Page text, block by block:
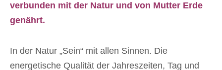
verbunden mit der Natur und von Mutter Erde
genährt.
In der Natur „Sein“ mit allen Sinnen. Die
energetische Qualität der Jahreszeiten, Tag und